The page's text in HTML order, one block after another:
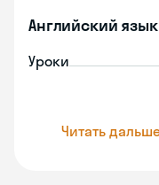
Английский язык
Уроки
Читать